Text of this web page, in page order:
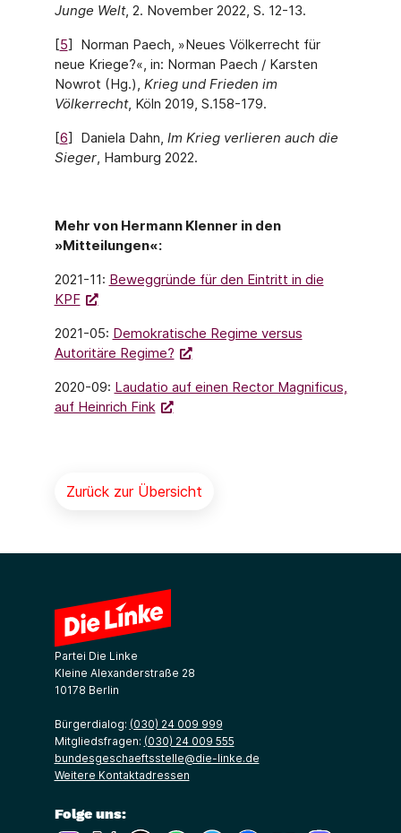
Junge Welt, 2. November 2022, S. 12-13.
[5] Norman Paech, »Neues Völkerrecht für
neue Kriege?«, in: Norman Paech / Karsten
Nowrot (Hg.), Krieg und Frieden im
Völkerrecht, Köln 2019, S.158-179.
[6] Daniela Dahn, Im Krieg verlieren auch die
Sieger, Hamburg 2022.
Mehr von Hermann Klenner in den
»Mitteilungen«:
2021-11: Beweggründe für den Eintritt in die
KPF
2021-05: Demokratische Regime versus
Autoritäre Regime?
2020-09: Laudatio auf einen Rector Magnificus,
auf Heinrich Fink
Zurück zur Übersicht
Partei Die Linke
Kleine Alexanderstraße 28
10178 Berlin
Bürgerdialog: (030) 24 009 999
Mitgliedsfragen: (030) 24 009 555
bundesgeschaeftsstelle@die-linke.de
Weitere Kontaktadressen
Folge uns: